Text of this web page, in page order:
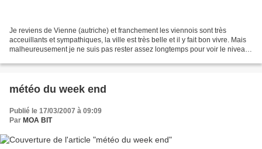
Je reviens de Vienne (autriche) et franchement les viennois sont très
acceuillants et sympathiques, la ville est très belle et il y fait bon vivre. Mais
malheureusement je ne suis pas rester assez longtemps pour voir le niveau
météo du week end
Publié le 17/03/2007 à 09:09
Par MOA BIT